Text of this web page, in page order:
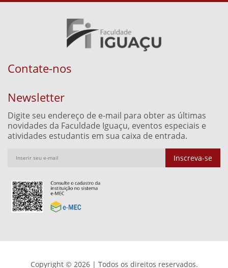
Contate-nos
Newsletter
Digite seu endereço de e-mail para obter as últimas
novidades da Faculdade Iguaçu, eventos especiais e
atividades estudantis em sua caixa de entrada.
Inscreva-se
Copyright © 2026 | Todos os direitos reservados.